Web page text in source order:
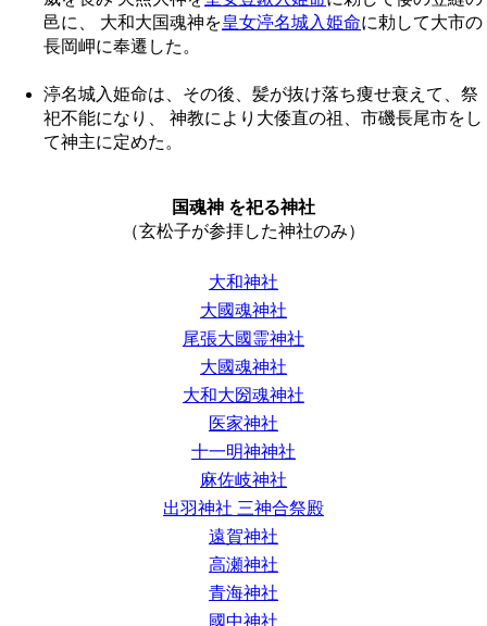
邑に、 大和大国魂神を皇女渟名城入姫命に勅して大市の
長岡岬に奉遷した。
渟名城入姫命は、その後、髪が抜け落ち痩せ衰えて、祭
祀不能になり、 神教により大倭直の祖、市磯長尾市をし
て神主に定めた。
国魂神 を祀る神社
（玄松子が参拝した神社のみ）
大和神社
大國魂神社
尾張大國霊神社
大國魂神社
大和大圀魂神社
医家神社
十一明神神社
麻佐岐神社
出羽神社 三神合祭殿
遠賀神社
高瀬神社
青海神社
國中神社